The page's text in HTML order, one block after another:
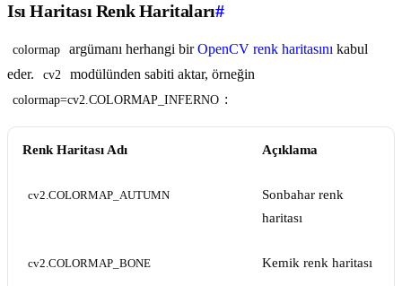
Isı Haritası Renk Haritaları#
colormap argümanı herhangi birOpenCV renk haritasını kabul
eder.
cv2 modülünden sabiti aktar, örneğin
colormap=cv2.COLORMAP_INFERNO :
Renk Haritası Adı Açıklama
cv2.COLORMAP_AUTUMN
Sonbahar renk
haritası
cv2.COLORMAP_BONE Kemik renk haritası